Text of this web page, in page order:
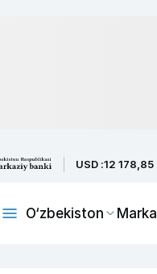
USD :12 178,85
O‘zbekiston